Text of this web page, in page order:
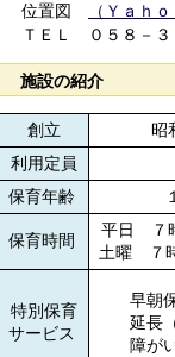
位置図
（Ｙａｈ
ＴＥＬ ０５８－３
施設の紹介
創立
昭
利用定員
保育年齢
保育時間
平日 ７
土曜 ７
特別保育
サービス
早朝
延長
障が